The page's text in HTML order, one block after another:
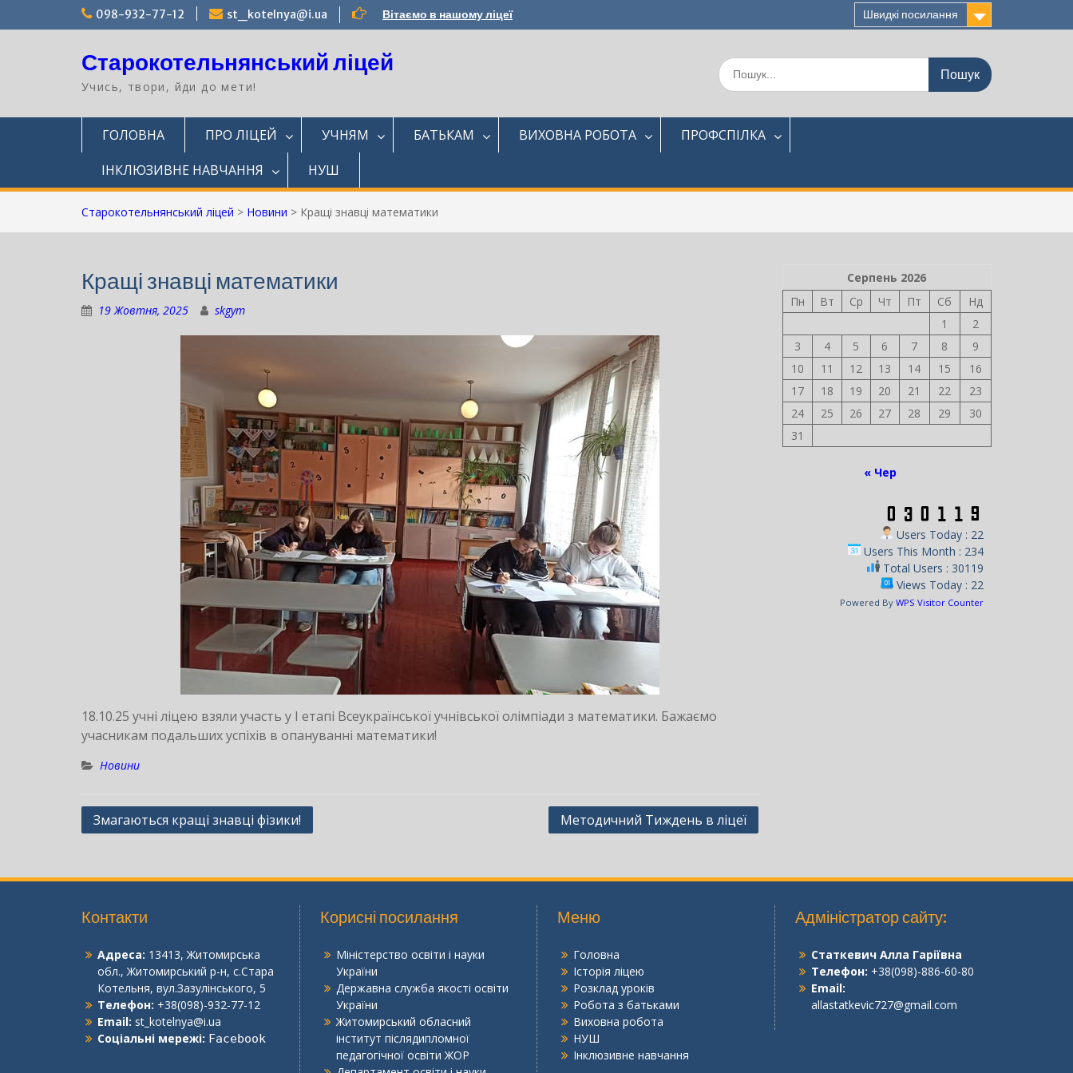
098-932-77-12 st_kotelnya@i.ua Вітаємо в нашому ліцеї Швидкі посилання
Старокотельнянський ліцей
Учись, твори, йди до мети!
Шукати:
ГОЛОВНА ПРО ЛІЦЕЙ УЧНЯМ БАТЬКАМ ВИХОВНА РОБОТА
ПРОФСПІЛКА
ІНКЛЮЗИВНЕ НАВЧАННЯ
НУШ
Старокотельнянський ліцей > Новини > Кращі знавці математики
Кращі знавці математики
19 Жовтня, 2025 skgym
18.10.25 учні ліцею взяли участь у І етапі Всеукраїнської учнівської олімпіади з математики. Бажаємо
учасникам подальших успіхів в опануванні математики!
Новини
Навігація
Змагаються кращі знавці фізики! Методичний Тиждень в ліцеї
Серпень 2026
Пн
Вт Ср Чт Пт Сб
Нд
1
2
3
4 5 6 7 8
9
10
11 12 13 14 15
16
17
18 19 20 21 22
23
24
25 26 27 28 29
30
31
« Чер
Users Today : 22
Users This Month : 234
Total Users : 30119
Views Today : 22
Powered By WPS Visitor Counter
Контакти
Адреса: 13413, Житомирська
обл., Житомирський р-н, с.Стара
Котельня, вул.Зазулінського, 5
Телефон: +38(098)-932-77-12
Email: st_kotelnya@i.ua
Соціальні мережі: Facebook
Корисні посилання
Міністерство освіти і науки
України
Державна служба якості освіти
України
Житомирський обласний
інститут післядипломної
педагогічної освіти ЖОР
Меню
Головна
Історія ліцею
Розклад уроків
Робота з батьками
Виховна робота
НУШ
Інклюзивне навчання
Адміністратор сайту:
Статкевич Алла Гаріївна
Телефон: +38(098)-886-60-80
Email:
allastatkevic727@gmail.com